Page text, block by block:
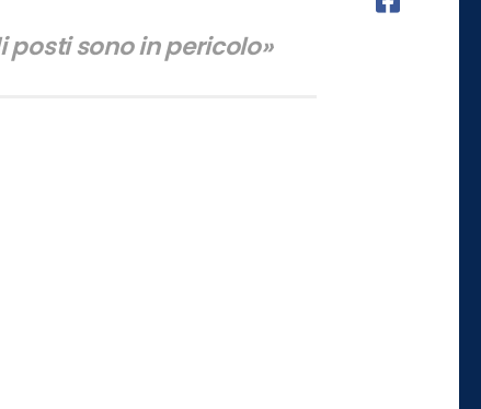
sono in pericolo»